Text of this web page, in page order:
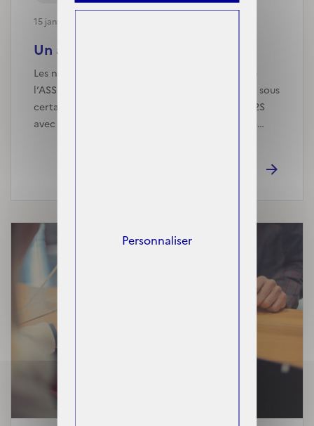
Personnaliser
15 janvier, 2024
Un accès à la C2S facilité po...
Les nouveaux allocataires de l’ASI, de l’AAH, de
l’ASS et du CEJ bénéficieront progressivement, sous
certaines conditions, d’un accès facilité à la C2S
avec participation financière. Systématiqueme…